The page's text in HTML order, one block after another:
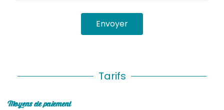
Envoyer
Tarifs
Moyens de paiement